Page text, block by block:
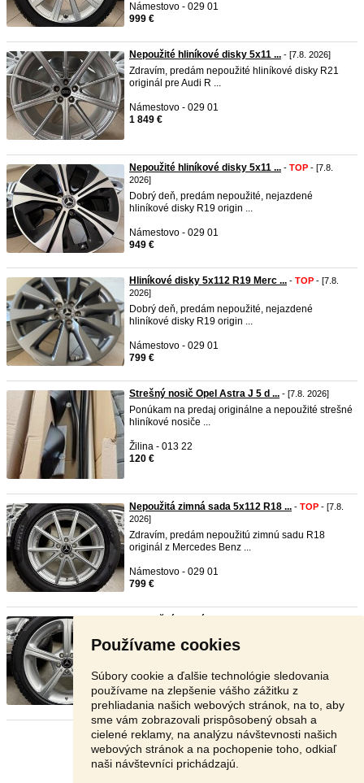
Používame cookies
Súbory cookie a ďalšie technológie sledovania
používame na zlepšenie vášho zážitku z
prehliadania našich webových stránok, na to, aby
sme vám zobrazovali prispôsobený obsah a
cielené reklamy, na analýzu návštevnosti našich
webových stránok a na pochopenie toho, odkiaľ
naši návštevníci prichádzajú.
Námestovo - 029 01
999 €
Nepoužité hliníkové disky 5x11 ... - [7.8. 2026]
Zdravím, predám nepoužité hliníkové disky R21
originál pre Audi R ...
Námestovo - 029 01
1 849 €
Nepoužité hliníkové disky 5x11 ... - TOP - [7.8.
2026]
Dobrý deň, predám nepoužité, nejazdené
hliníkové disky R19 origin ...
Námestovo - 029 01
949 €
Hliníkové disky 5x112 R19 Merc ... - TOP - [7.8.
2026]
Dobrý deň, predám nepoužité, nejazdené
hliníkové disky R19 origin ...
Námestovo - 029 01
799 €
Strešný nosič Opel Astra J 5 d ... - [7.8. 2026]
Ponúkam na predaj originálne a nepoužité strešné
hliníkové nosiče ...
Žilina - 013 22
120 €
Nepoužitá zimná sada 5x112 R18 ... - TOP - [7.8.
2026]
Zdravím, predám nepoužitú zimnú sadu R18
originál z Mercedes Benz ...
Námestovo - 029 01
799 €
Zdravím, predám nepoužitú zimnú sadu R19
Námestovo - 029 01
899 €
Stránka: 1 2 3 Ďalšia